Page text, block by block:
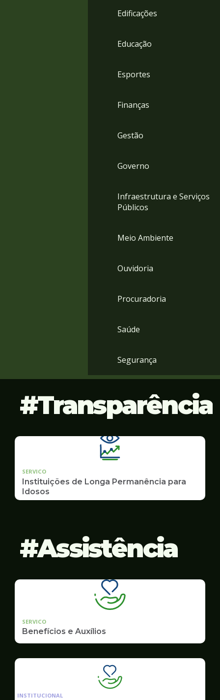
Edificações
Educação
Esportes
Finanças
Gestão
Governo
Infraestrutura e Serviços
Públicos
Meio Ambiente
Ouvidoria
Procuradoria
Saúde
Segurança
Transparência
SERVICO
Instituições de Longa Permanência para
Idosos
Assistência
SERVICO
Benefícios e Auxílios
Ilustração
da
INSTITUCIONAL